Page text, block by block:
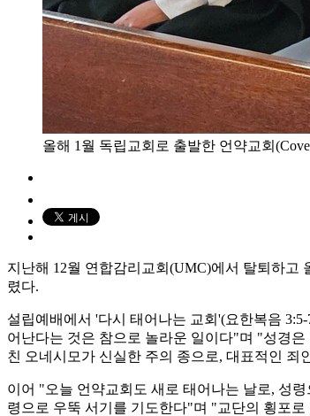
올해 1월 독립교회로 출발한 언약교회
지난해 12월 연합감리교회(UMC)에서 탈퇴하고
렸다.
설립예배에서 '다시 태어나는 교회'(요한복음
어난다는 것은 참으로 놀라운 일이다"며 "성경
친 오네시모가 신실한 주의 종으로, 대표적인
이어 "오늘 언약교회도 새로 태어나는 날로, 성
령으로 우뚝 서기를 기도한다"며 "교단의 횡포